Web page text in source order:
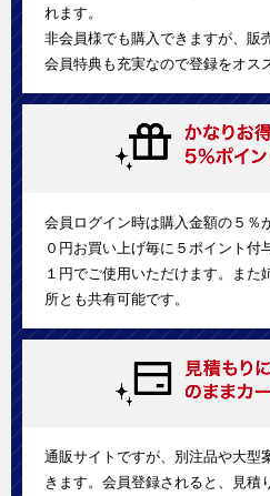
れます。
非会員様でも購入できますが、販
会員特典も充実なので登録をオス
会員ログイン時は購入金額の５％
０円お買い上げ毎に５ポイント付
１円でご使用いただけます。また
所とも共有可能です。
通販サイトですが、別注品や大型
きます。会員登録されると、見積